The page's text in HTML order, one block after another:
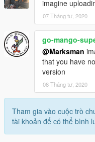
imagine
07 Tháng tư, 2020
go-mango-
@Marksman
that you have
version
08 Tháng tư, 2020
Tham gia vào cuộc trò
tài khoản để có thể bình